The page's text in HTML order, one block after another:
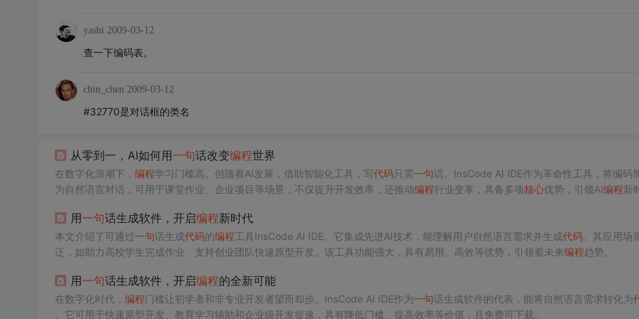
yashi 2009-03-12
查一下编码表。
chin_chen 2009-03-12
#32770是对话框的类名
从零到一，AI如何用一句话改变编程世界
在数字化浪潮下， 编程学习门槛高。但随着AI发展，借助智能化工具，写代码只需一句话。InsCode AI IDE作为革命性工具，将编码
为自然语言对话，可用于课堂作业、企业项目等场景，不仅提升开发效率，还推动编程行业变革，具备多项核心优势，引领AI编程新
用一句话生成软件，开启编程新时代
本文介绍了可通过一句话生成代码的编程工具InsCode AI IDE。它集成先进AI技术，能理解用户自然语言需求并生成代码。其应用场
泛，如助力高校学生完成作业、支持创业团队快速原型开发。该工具功能强大，具有易用、高效等优势，引领着未来编程趋势。
用一句话生成软件，开启编程的全新可能
在数字化时代， 编程门槛让初学者和非专业开发者望而却步。InsCode AI IDE作为一句话生成软件的代表，能将自然语言需求转化为
。它可用于快速原型开发、教育学习辅助和企业级开发提速，具有降低门槛、提高效率等价值，且免费可下载。